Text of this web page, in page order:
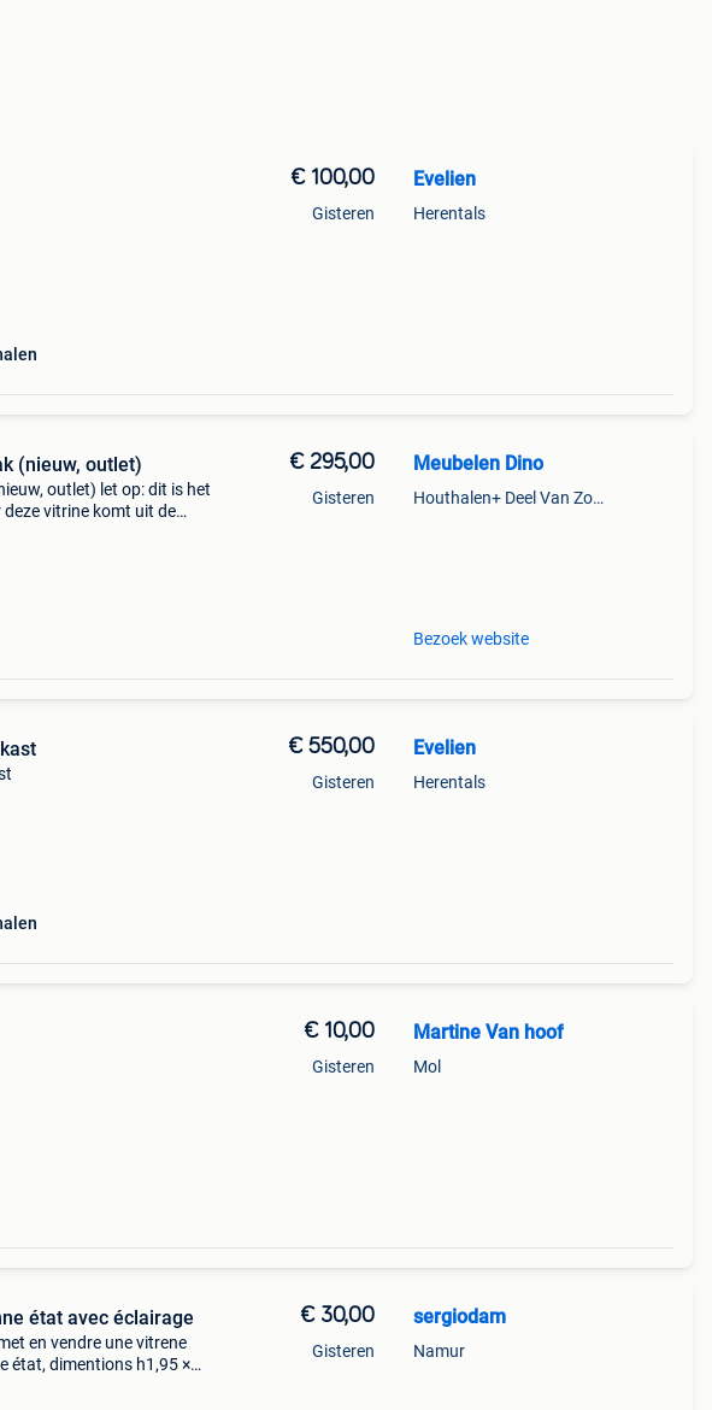
€ 100,00
Gisteren
Evelien
Herentals
(nieuw, outlet)
outlet) let op: dit is het
vitrine komt uit de
€ 295,00
Gisteren
Meubelen Dino
Houthalen+ Deel Van Zonhoven En Zolder
Bezoek website
€ 550,00
Gisteren
Evelien
Herentals
€ 10,00
Gisteren
Martine Van hoof
Mol
état avec éclairage
en vendre une vitrene
état, dimentions h1,95 ×
€ 30,00
Gisteren
sergiodam
Namur